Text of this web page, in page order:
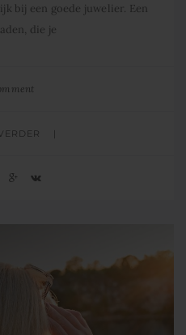
bij een goede juwelier. Een
die je